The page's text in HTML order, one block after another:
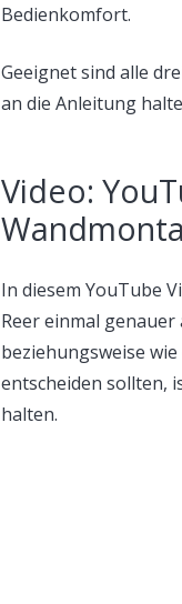
Bedienkomfort.
Geeignet sind alle
an die Anleitung
Video:
In diesem YouTube
Reer einmal
beziehungsweise
entscheiden sollten,
halten.